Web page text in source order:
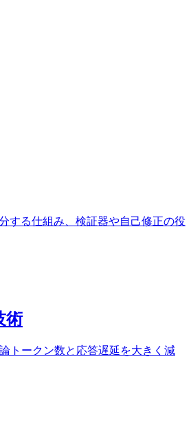
する仕組み、検証器や自己修正の役
術
トークン数と応答遅延を大きく減